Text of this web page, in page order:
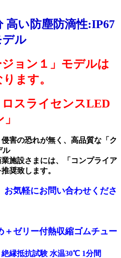
高い防塵防滴性:IP67
デル
ョン１」モデルは
ます。
スライセンスLED
」
害の恐れが無く、高品質な「ク
ル
施設さまには、「コンプライア
推奨致します。
気軽にお問い合わせくださ
＋ゼリー付熱収縮ゴムチュー
縁抵抗試験 水温30℃ 1分間